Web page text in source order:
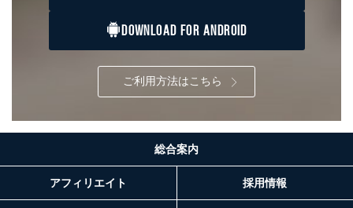
(5)本人または第三者の生命、身体、財産その他の権利
利益を害するおそれがある場合
(6)当社の業務の適正な実施に著しい支障を及ぼすおそ
れがある場合
(7)他の法令に違反することとなる場合
５．苦情及び相談窓口
談、及びその他のお問い合わせに、適切、かつ迅速に対
又は電子メールにて下記までお申し付けください。
DOWNLOAD FOR ANDROID
ご利用方法はこちら
総合案内
アフィリエイト 採用情報